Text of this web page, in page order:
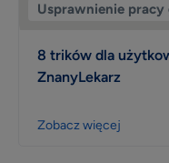
Usprawnienie pracy
8 trików dla
ZnanyLekarz
Zobacz więcej